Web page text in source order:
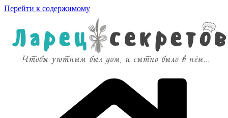
Перейти к содержимому